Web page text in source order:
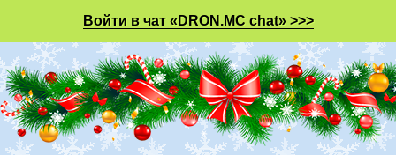
Войти в чат «DRON.MC chat» >>>